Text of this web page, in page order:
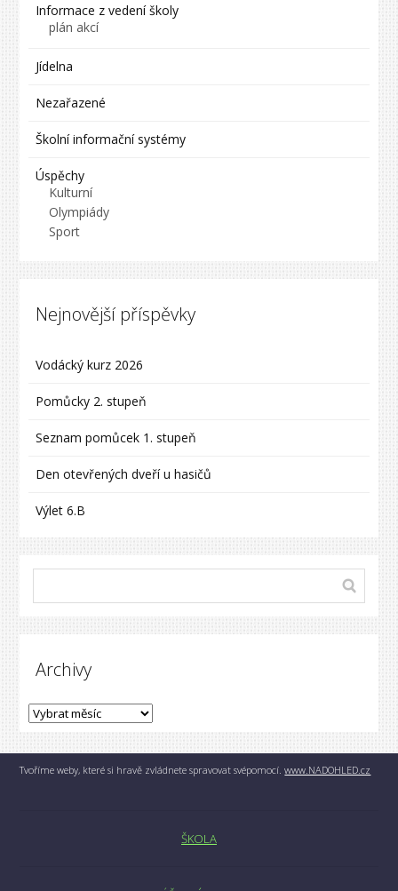
Informace z vedení školy
plán akcí
Jídelna
Nezařazené
Školní informační systémy
Úspěchy
Kulturní
Olympiády
Sport
Nejnovější příspěvky
Vodácký kurz 2026
Pomůcky 2. stupeň
Seznam pomůcek 1. stupeň
Den otevřených dveří u hasičů
Výlet 6.B
Archivy
Tvoříme weby, které si hravě zvládnete spravovat svépomocí.www.NADOHLED.cz
ŠKOLA